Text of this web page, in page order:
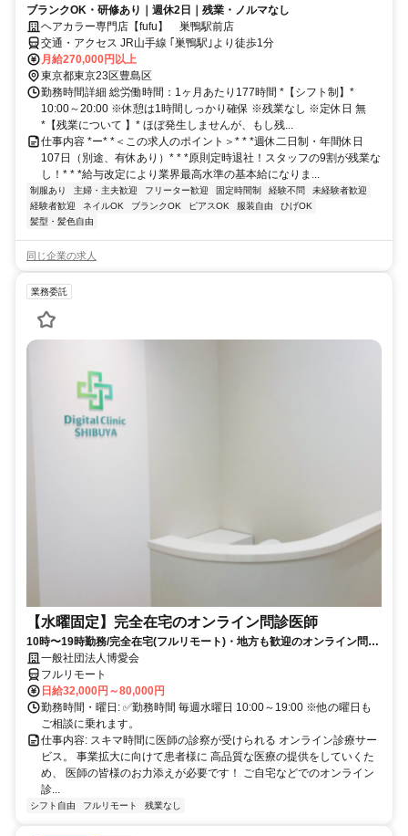
ブランクOK・研修あり｜週休2日｜残業・ノルマなし
ヘアカラー専門店【fufu】 巣鴨駅前店
交通・アクセス JR山手線 ｢巣鴨駅｣より徒歩1分
月給270,000円以上
東京都東京23区豊島区
勤務時間詳細 総労働時間：1ヶ月あたり177時間 *【シフト制】*
10:00～20:00 ※休憩は1時間しっかり確保 ※残業なし ※定休日 無
*【残業について 】* ほぼ発生しませんが、もし残...
仕事内容 *ー* *＜この求人のポイント＞* * *週休二日制・年間休日
107日（別途、有休あり）* * *原則定時退社！スタッフの9割が残業な
し！* * *給与改定により業界最高水準の基本給になりま...
制服あり 主婦・主夫歓迎 フリーター歓迎 固定時間制 経験不問
未経験者歓迎
経験者歓迎
ネイルOK ブランクOK ピアスOK 服装自由
ひげOK
髪型・髪色自由
同じ企業の求人
業務委託
【水曜固定】完全在宅のオンライン問診医師
10時〜19時勤務/完全在宅(フルリモート)・地方も歓迎のオンライン問診
業務一般社団法人博愛会
フルリモート
日給32,000円～80,000円
勤務時間・曜日: ✅勤務時間 毎週水曜日 10:00～19:00 ※他の曜日も
ご相談に乗れます。
仕事内容: スキマ時間に医師の診察が受けられる オンライン診療サー
ビス。 事業拡大に向けて患者様に 高品質な医療の提供をしていくた
め、 医師の皆様のお力添えが必要です！ ご自宅などでのオンライン
診...
シフト自由 フルリモート 残業なし